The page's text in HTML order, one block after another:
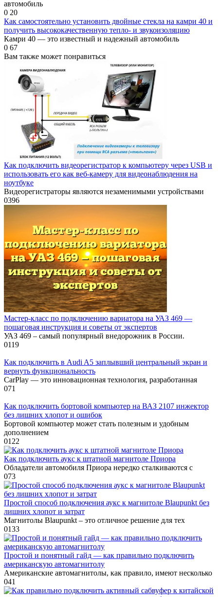
автомобиль
0 20
Как самостоятельно установить двойные стекла на камри 40 и
получить высококачественную тепло- и звукоизоляцию
Камри 40 — это известный и надежный автомобиль
0 67
Вам также может понравиться
Как подключить видеорегистратор к компьютеру через USB и
использовать его как веб-камеру для видеонаблюдения на
ноутбуке
Видеорегистраторы являются незаменимыми устройствами
0396
Мастер-класс по подключению вариатора на УАЗ 469 —
пошаговая инструкция и советы от экспертов
УАЗ 469 – самый популярный внедорожник в России.
0119
Как подключить в Audi A5 заплывший центральный экран и
вернуть функциональность
CarPlay — это инновационная технология, разработанная
071
Как подключить бортовой компьютер на ВАЗ 2107 инжектор
без лишних хлопот и ошибок
Бортовой компьютер может стать полезным и удобным
дополнением
0122
Как подключить аукс к штатной магнитоле Приора
Обладатели автомобиля Приора нередко сталкиваются с
073
Простой способ подключения аукс к магнитоле Blaupunkt без
лишних хлопот и затрат
Магнитолы Blaupunkt – это отличное решение для тех
0133
Простой и понятный гайд — как правильно подключить
американскую автомагнитолу
Американские автомагнитолы, как правило, имеют несколько
041